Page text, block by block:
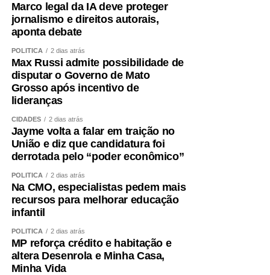
Marco legal da IA deve proteger
jornalismo e direitos autorais,
aponta debate
POLÍTICA 2 dias atrás
Max Russi admite possibilidade de
disputar o Governo de Mato
Grosso após incentivo de
lideranças
CIDADES 2 dias atrás
Jayme volta a falar em traição no
União e diz que candidatura foi
derrotada pelo “poder econômico”
POLÍTICA 2 dias atrás
Na CMO, especialistas pedem mais
recursos para melhorar educação
infantil
POLÍTICA 2 dias atrás
MP reforça crédito e habitação e
altera Desenrola e Minha Casa,
Minha Vida